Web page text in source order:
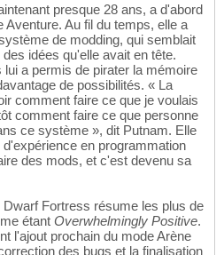
presque 28 ans, a d'abord
Au fil du temps, elle a
de modding, qui semblait
idées qu'elle avait en tête.
a permis de pirater la mémoire
de possibilités. « La
comment faire ce que je voulais
comment faire ce que personne
ce système », dit Putnam. Elle
en programmation
des mods, et c'est devenu sa
Fortress résume les plus de
étant Overwhelmingly Positive.
l'ajout prochain du mode Arène
des bugs et la finalisation